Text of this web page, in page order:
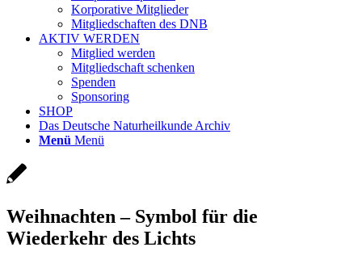
Korporative Mitglieder
Mitgliedschaften des DNB
AKTIV WERDEN
Mitglied werden
Mitgliedschaft schenken
Spenden
Sponsoring
SHOP
Das Deutsche Naturheilkunde Archiv
Menü Menü
Weihnachten – Symbol für die
Wiederkehr des Lichts